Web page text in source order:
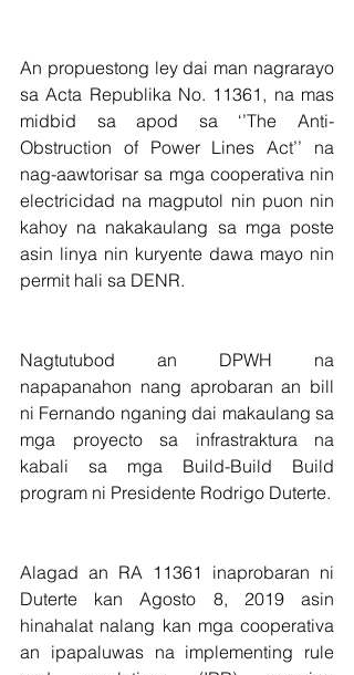
An propuestong ley dai man nagrarayo
sa Acta Republika No. 11361, na mas
midbid sa apod sa ‘’The Anti-
Obstruction of Power Lines Act’’ na
nag-aawtorisar sa mga cooperativa nin
electricidad na magputol nin puon nin
kahoy na nakakaulang sa mga poste
asin linya nin kuryente dawa mayo nin
permit hali sa DENR.
Nagtutubod an DPWH na
napapanahon nang aprobaran an bill
ni Fernando nganing dai makaulang sa
mga proyecto sa infrastraktura na
kabali sa mga Build-Build Build
program ni Presidente Rodrigo Duterte.
Alagad an RA 11361 inaprobaran ni
Duterte kan Agosto 8, 2019 asin
hinahalat nalang kan mga cooperativa
an ipapaluwas na implementing rule